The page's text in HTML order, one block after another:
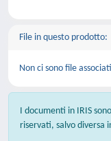
File in questo prodotto:
Non ci sono file
I documenti in IRIS
riservati, salvo diversa